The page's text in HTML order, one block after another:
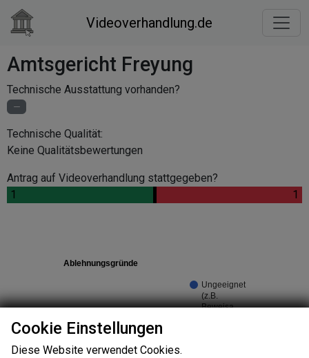
Videoverhandlung.de
Amtsgericht Freyung
Technische Ausstattung vorhanden?
Technische Qualität:
Keine Qualitätsbewertungen
Antrag auf Videoverhandlung stattgegeben?
1 1
Ablehnungsgründe
Ungeeignet
(z.B.
Beweisa…
Cookie Einstellungen
Diese Website verwendet Cookies.